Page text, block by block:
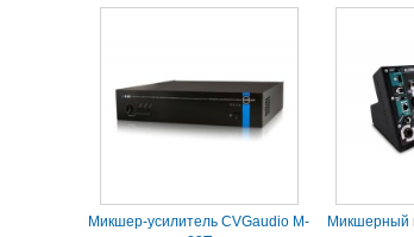
Микшер-усилитель CVGaudio M-
Микшерный